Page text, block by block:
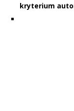
kryterium